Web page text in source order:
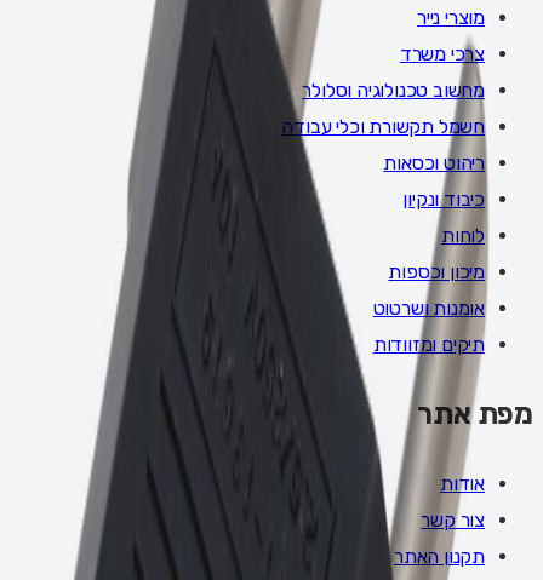
מוצרי נייר
צרכי משרד
מחשוב טכנולוגיה וסלולר
חשמל תקשורת וכלי עבודה
ריהוט וכסאות
כיבוד ונקיון
לוחות
מיכון וכספות
אומנות ושרטוט
תיקים ומזוודות
מפת אתר
אודות
צור קשר
תקנון האתר